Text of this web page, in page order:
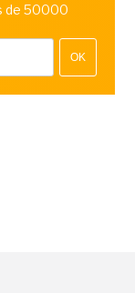
de 50000
OK